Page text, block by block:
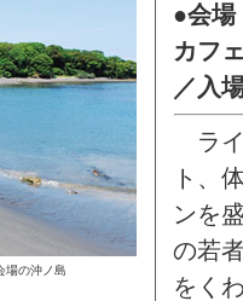
場の沖ノ島
●会
カフ
／入
ライ
ト、
ンを
の若
をく